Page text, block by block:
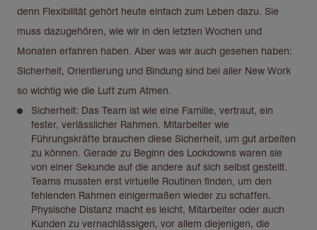
denn Flexibilität gehört heute einfach zum Leben dazu. Sie
muss dazugehören, wie wir in den letzten Wochen und
Monaten erfahren haben. Aber was wir auch gesehen haben:
Sicherheit, Orientierung und Bindung sind bei aller New Work
so wichtig wie die Luft zum Atmen.
Sicherheit: Das Team ist wie eine Familie, vertraut, ein
fester, verlässlicher Rahmen. Mitarbeiter wie
Führungskräfte brauchen diese Sicherheit, um gut arbeiten
zu können. Gerade zu Beginn des Lockdowns waren sie
von einer Sekunde auf die andere auf sich selbst gestellt.
Teams mussten erst virtuelle Routinen finden, um den
fehlenden Rahmen einigermaßen wieder zu schaffen.
Physische Distanz macht es leicht, Mitarbeiter oder auch
Kunden zu vernachlässigen, vor allem diejenigen, die